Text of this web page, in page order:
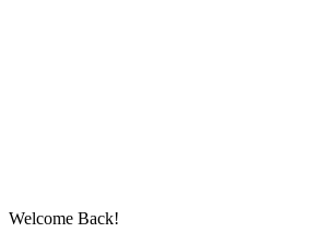
Welcome Back!